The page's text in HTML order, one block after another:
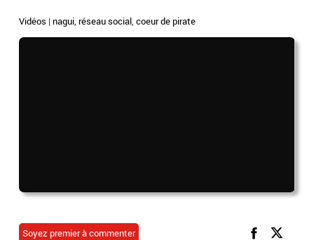
Vidéos |nagui,réseau social,coeur de pirate
Soyez premier à commenter